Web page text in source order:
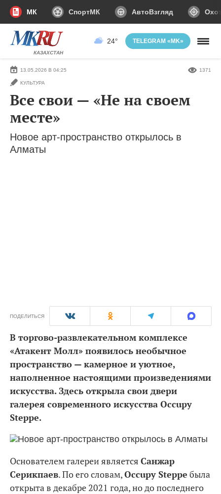
МК СпортМК АвтоВзгляд
КАЗАХСТАН
24° TELEGRAM «MK»
13.05.2026 В 04:25
КУЛЬТУРА
1371
Все свои — «Не на своем
месте»
Новое арт-пространство открылось в
Алматы
ПОДЕЛИТЬСЯ
В торгово-развлекательном комплексе
«Атакент Молл» появилось необычное
пространство — камерное и уютное,
наполненное настоящими произведениями
искусства. Здесь открыла свои двери
галерея современного искусства Occupy
Steppe.
Основателем галереи является Санжар
Серикпаев. По его словам,Occupy Steppe была
открыта в декабре 2021 года, но до последнего